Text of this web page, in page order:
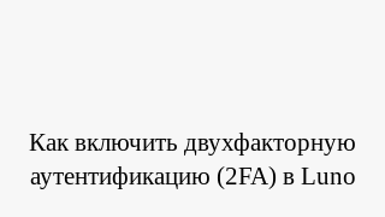
Как включить двухфакторную
аутентификацию (2FA) в Luno